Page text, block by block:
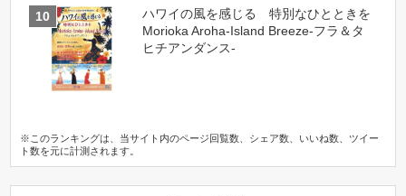
ハワイの風を感じる 特別なひとときを
Morioka Aroha-Island Breeze-フラ＆タ
ヒチアンダンス-
※このランキングは、当サイト内のページ回覧数、シェア数、いいね数、ツイー
ト数を元に計測されます。